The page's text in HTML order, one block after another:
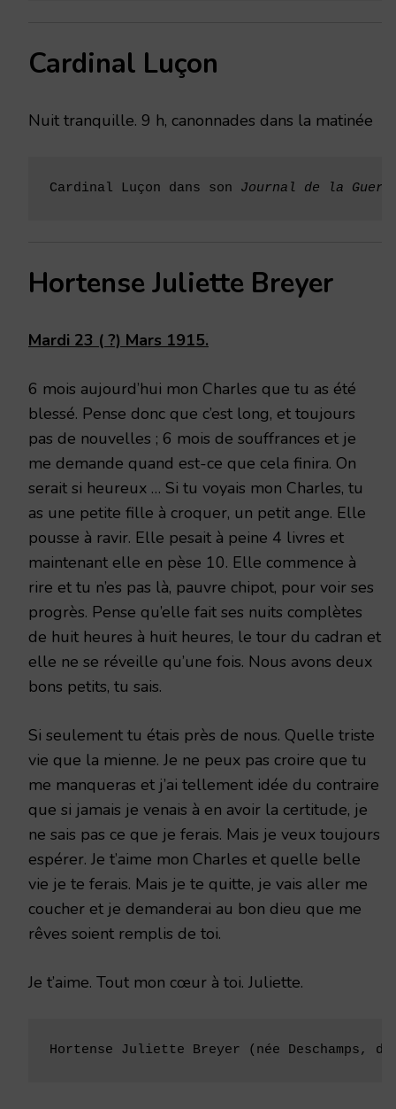
Cardinal Luçon
Nuit tranquille. 9 h, canonnades dans la matinée
Cardinal Luçon dans son Journal de la
Hortense Juliette Breyer
Mardi 23 ( ?) Mars 1915.
6 mois aujourd’hui mon Charles que tu as été
blessé. Pense donc que c’est long, et toujours
pas de nouvelles ; 6 mois de souffrances et je
me demande quand est-ce que cela finira. On
serait si heureux … Si tu voyais mon Charles, tu
as une petite fille à croquer, un petit ange. Elle
pousse à ravir. Elle pesait à peine 4 livres et
maintenant elle en pèse 10. Elle commence à
rire et tu n’es pas là, pauvre chipot, pour voir ses
progrès. Pense qu’elle fait ses nuits complètes
de huit heures à huit heures, le tour du cadran et
elle ne se réveille qu’une fois. Nous avons deux
bons petits, tu sais.
Si seulement tu étais près de nous. Quelle triste
vie que la mienne. Je ne peux pas croire que tu
me manqueras et j’ai tellement idée du contraire
que si jamais je venais à en avoir la certitude, je
ne sais pas ce que je ferais. Mais je veux toujours
espérer. Je t’aime mon Charles et quelle belle
vie je te ferais. Mais je te quitte, je vais aller me
coucher et je demanderai au bon dieu que me
rêves soient remplis de toi.
Je t’aime. Tout mon cœur à toi. Juliette.
Hortense Juliette Breyer (née Deschamps,